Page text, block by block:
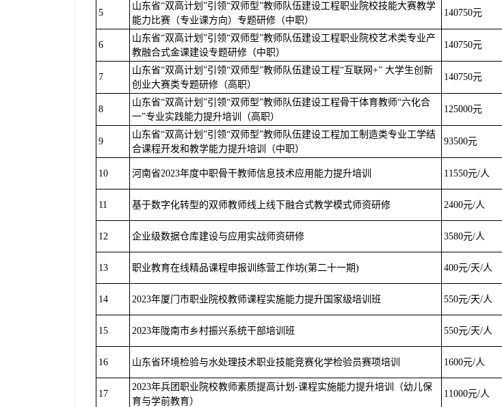
5
山东省“双高计划”引领“双师型”教师队伍建设工程职业院校技能大赛教学
能力比赛（专业课方向）专题研修（中职）
140750元
6
山东省“双高计划”引领“双师型”教师队伍建设工程职业院校艺术类专业产
教融合式金课建设专题研修（中职）
140750元
7
山东省“双高计划”引领“双师型”教师队伍建设工程“互联网+” 大学生创新
创业大赛类专题研修（高职）
140750元
8
山东省“双高计划”引领“双师型”教师队伍建设工程骨干体育教师“六化合
一”专业实践能力提升培训（高职）
125000元
9
山东省“双高计划”引领“双师型”教师队伍建设工程加工制造类专业工学结
合课程开发和教学能力提升培训（中职）
93500元
10 河南省2023年度中职骨干教师信息技术应用能力提升培训 11550元/人
11 基于数字化转型的双师教师线上线下融合式教学模式师资研修 2400元/人
12 企业级数据仓库建设与应用实战师资研修 3580元/人
13 职业教育在线精品课程申报训练营⼯作坊(第二十一期) 400元/天/人
14 2023年厦门市职业院校教师课程实施能力提升国家级培训班 550元/天/人
15 2023年陇南市乡村振兴系统干部培训班 550元/天/人
16 山东省环境检验与水处理技术职业技能竞赛化学检验员赛项培训 1600元/人
17
2023年兵团职业院校教师素质提高计划-课程实施能力提升培训（幼儿保
育与学前教育）
11000元/人